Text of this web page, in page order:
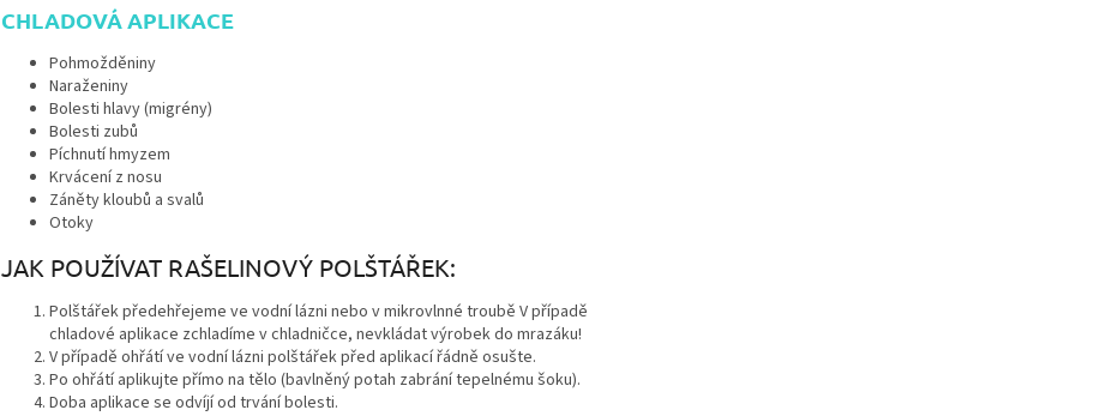
CHLADOVÁ APLIKACE
Pohmožděniny
Naraženiny
Bolesti hlavy (migrény)
Bolesti zubů
Píchnutí hmyzem
Krvácení z nosu
Záněty kloubů a svalů
Otoky
JAK POUŽÍVAT RAŠELINOVÝ POLŠTÁŘEK:
Polštářek předehřejeme ve vodní lázni nebo v mikrovlnné troubě V případě
chladové aplikace zchladíme v chladničce, nevkládat výrobek do mrazáku!
V případě ohřátí ve vodní lázni polštářek před aplikací řádně osušte.
Po ohřátí aplikujte přímo na tělo (bavlněný potah zabrání tepelnému šoku).
Doba aplikace se odvíjí od trvání bolesti.